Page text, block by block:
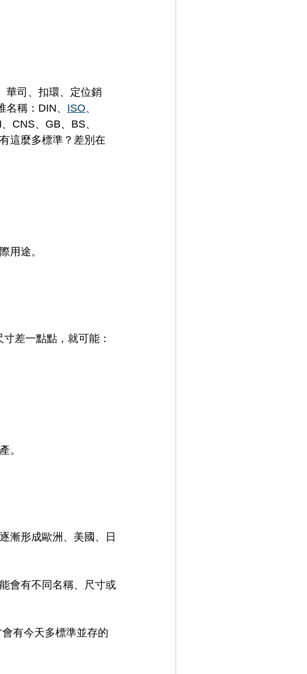
華司、扣環、定位銷
稱：DIN、 ISO、
CNS、GB、BS、
這麼多標準？差別在
用途。
差一點點，就可能：
。
漸形成歐洲、美國、日
會有不同名稱、尺寸或
有今天多標準並存的